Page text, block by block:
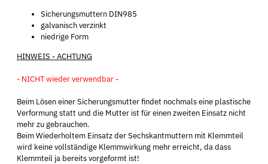
Sicherungsmuttern DIN985
galvanisch verzinkt
niedrige Form
HINWEIS - ACHTUNG
- NICHT wieder verwendbar -
Beim Lösen einer Sicherungsmutter findet nochmals eine plastische
Verformung statt und die Mutter ist für einen zweiten Einsatz nicht
mehr zu gebrauchen.
Beim Wiederholtem Einsatz der Sechskantmuttern mit Klemmteil
wird keine vollständige Klemmwirkung mehr erreicht, da dass
Klemmteil ja bereits vorgeformt ist!